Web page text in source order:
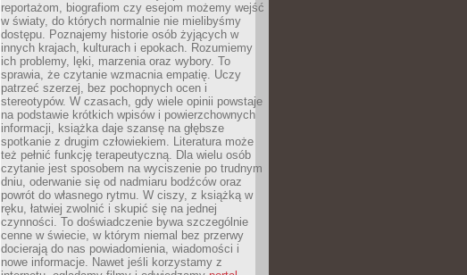
reportażom, biografiom czy esejom możemy wejść
w światy, do których normalnie nie mielibyśmy
dostępu. Poznajemy historie osób żyjących w
innych krajach, kulturach i epokach. Rozumiemy
ich problemy, lęki, marzenia oraz wybory. To
sprawia, że czytanie wzmacnia empatię. Uczy
patrzeć szerzej, bez pochopnych ocen i
stereotypów. W czasach, gdy wiele opinii powstaje
na podstawie krótkich wpisów i powierzchownych
informacji, książka daje szansę na głębsze
spotkanie z drugim człowiekiem. Literatura może
też pełnić funkcję terapeutyczną. Dla wielu osób
czytanie jest sposobem na wyciszenie po trudnym
dniu, oderwanie się od nadmiaru bodźców oraz
powrót do własnego rytmu. W ciszy, z książką w
ręku, łatwiej zwolnić i skupić się na jednej
czynności. To doświadczenie bywa szczególnie
cenne w świecie, w którym niemal bez przerwy
docierają do nas powiadomienia, wiadomości i
nowe informacje. Nawet jeśli korzystamy z